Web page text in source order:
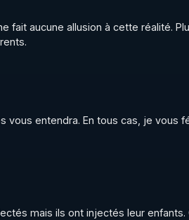
fait aucune allusion à cette réalité.
vous entendra. En tous cas, je vous
mais ils ont injectés leur